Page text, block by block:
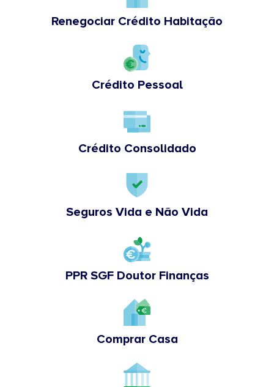
Renegociar Crédito Habitação
Crédito Pessoal
Crédito Consolidado
Seguros Vida e Não Vida
PPR SGF Doutor Finanças
Comprar Casa